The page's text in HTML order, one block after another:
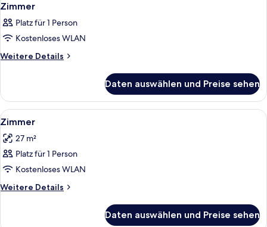
Zimmer
Platz für 1 Person
Kostenloses WLAN
Weitere Details
Weitere
Daten auswählen und Preise sehen
Alle
Fotos
für
Zimmer
anzeigen
8
Zimmer
27 m²
Platz für 1 Person
Kostenloses WLAN
Weitere Details
Weitere
Daten auswählen und Preise sehen